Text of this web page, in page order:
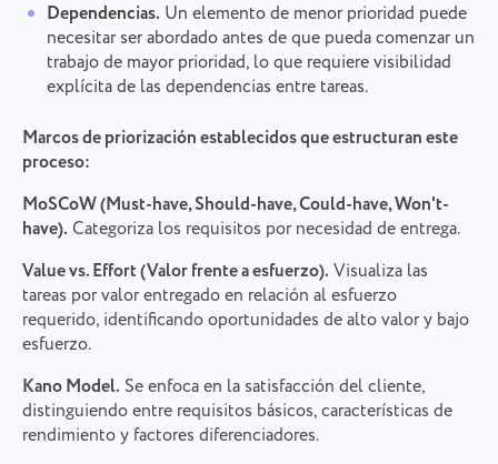
Dependencias. Un elemento de menor prioridad puede
necesitar ser abordado antes de que pueda comenzar un
trabajo de mayor prioridad, lo que requiere visibilidad
explícita de las dependencias entre tareas.
Marcos de priorización establecidos que estructuran este
proceso:
MoSCoW (Must-have, Should-have, Could-have, Won't-
have). Categoriza los requisitos por necesidad de entrega.
Value vs. Effort (Valor frente a esfuerzo). Visualiza las
tareas por valor entregado en relación al esfuerzo
requerido, identificando oportunidades de alto valor y bajo
esfuerzo.
Kano Model. Se enfoca en la satisfacción del cliente,
distinguiendo entre requisitos básicos, características de
rendimiento y factores diferenciadores.